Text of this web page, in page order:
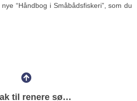
“Håndbog i Småbådsfiskeri”, som du
til renere sø…